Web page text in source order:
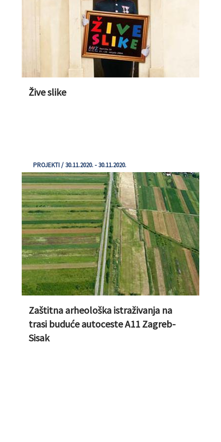
Žive slike
PROJEKTI / 30.11.2020. - 30.11.2020.
Zaštitna arheološka istraživanja na
trasi buduće autoceste A11 Zagreb-
Sisak